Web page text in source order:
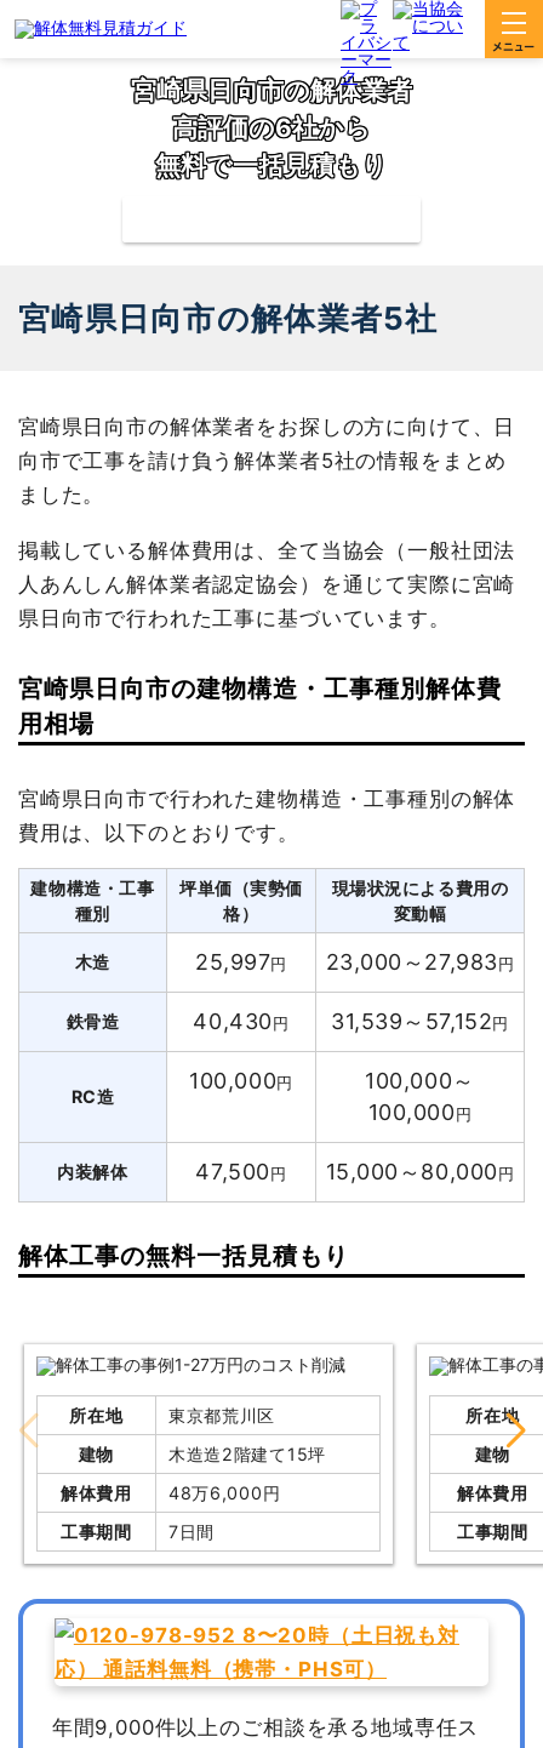
宮崎県日向市の解体業者
高評価の6社から
無料で一括見積もり
宮崎県日向市の解体業者5社
宮崎県日向市の解体業者をお探しの方に向けて、日
向市で工事を請け負う解体業者5社の情報をまとめ
ました。
掲載している解体費用は、全て当協会（一般社団法
人あんしん解体業者認定協会）を通じて実際に宮崎
県日向市で行われた工事に基づいています。
宮崎県日向市の建物構造・工事種別解体費
用相場
宮崎県日向市で行われた建物構造・工事種別の解体
費用は、以下のとおりです。
建物構造・工事
種別
坪単価（実勢価
格）
現場状況による費用の
変動幅
木造 25,997円 23,000～27,983円
鉄骨造 40,430円 31,539～57,152円
RC造
100,000円
100,000～
100,000円
内装解体 47,500円 15,000～80,000円
解体工事の無料一括見積もり
所在地
東京都荒川区
建物
木造造2階建て15坪
解体費用
48万6,000円
工事期間
7日間
所在地
建物
解体費用
工事期間
年間9,000件以上のご相談を承る地域専任ス